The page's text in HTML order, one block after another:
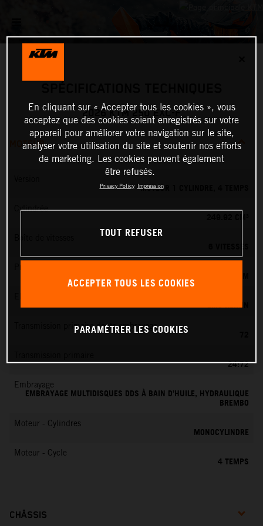
2026 KTM 250 EXC-F
MOTEUR
MOTEUR 1 CYLINDRE, 4 TEMPS
Cylindrée
KEIHIN EFI, CORPS DE PAPILLON 42 MM
EMS KEIHIN
Transmission primaire dents embrayage
24:72
Embrayage
EMBRAYAGE MULTIDISQUES DDS À BAIN D’HUILE, HYDRAULIQUE
BREMBO
Moteur - Cylindres
MONOCYLINDRE
Moteur - Cycle
4 TEMPS
CHÂSSIS
En cliquant sur « Accepter tous les cookies », vous
acceptez que des cookies soient enregistrés sur votre
appareil pour améliorer votre navigation sur le site,
analyser votre utilisation du site et soutenir nos efforts
de marketing. Les cookies peuvent également
être refusés.
Privacy Policy Impression
TOUT REFUSER
ACCEPTER TOUS LES COOKIES
PARAMÉTRER LES COOKIES